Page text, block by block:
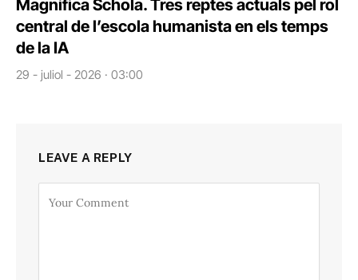
Magnifica Schola. Tres reptes actuals pel rol
central de l’escola humanista en els temps
de la IA
29 - juliol - 2026 · 03:00
LEAVE A REPLY